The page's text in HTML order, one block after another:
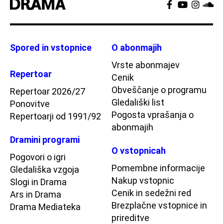
Spored in vstopnice
Repertoar
Repertoar 2026/27
Ponovitve
Repertoarji od 1991/92
Dramini programi
Pogovori o igri
Gledališka vzgoja
Slogi in Drama
Ars in Drama
Drama Mediateka
O abonmajih
Vrste abonmajev
Cenik
Obveščanje o programu
Gledališki list
Pogosta vprašanja o
abonmajih
O vstopnicah
Pomembne informacije
Nakup vstopnic
Cenik in sedežni red
Brezplačne vstopnice in
prireditve